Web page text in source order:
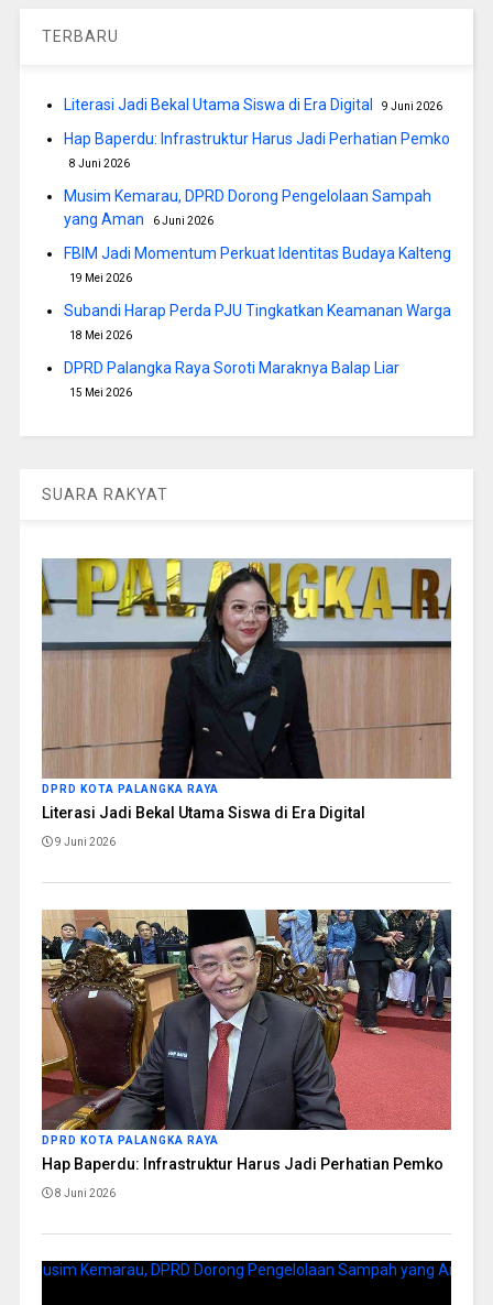
TERBARU
Literasi Jadi Bekal Utama Siswa di Era Digital 9 Juni 2026
Hap Baperdu: Infrastruktur Harus Jadi Perhatian Pemko
8 Juni 2026
Musim Kemarau, DPRD Dorong Pengelolaan Sampah
yang Aman
6 Juni 2026
FBIM Jadi Momentum Perkuat Identitas Budaya Kalteng
19 Mei 2026
Subandi Harap Perda PJU Tingkatkan Keamanan Warga
18 Mei 2026
DPRD Palangka Raya Soroti Maraknya Balap Liar
15 Mei 2026
SUARA RAKYAT
DPRD KOTA PALANGKA RAYA
Literasi Jadi Bekal Utama Siswa di Era Digital
9 Juni 2026
DPRD KOTA PALANGKA RAYA
Hap Baperdu: Infrastruktur Harus Jadi Perhatian Pemko
8 Juni 2026